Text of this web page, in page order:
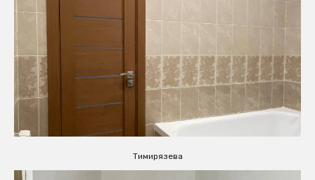
Тимирязева